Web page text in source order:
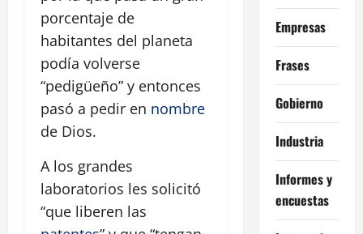
porcentaje de
habitantes del planeta
podía volverse
“pedigüeño” y entonces
pasó a pedir en nombre
de Dios.
A los grandes
laboratorios les solicitó
“que liberen las
Empresas
Frases
Gobierno
Industria
Informes y
encuestas